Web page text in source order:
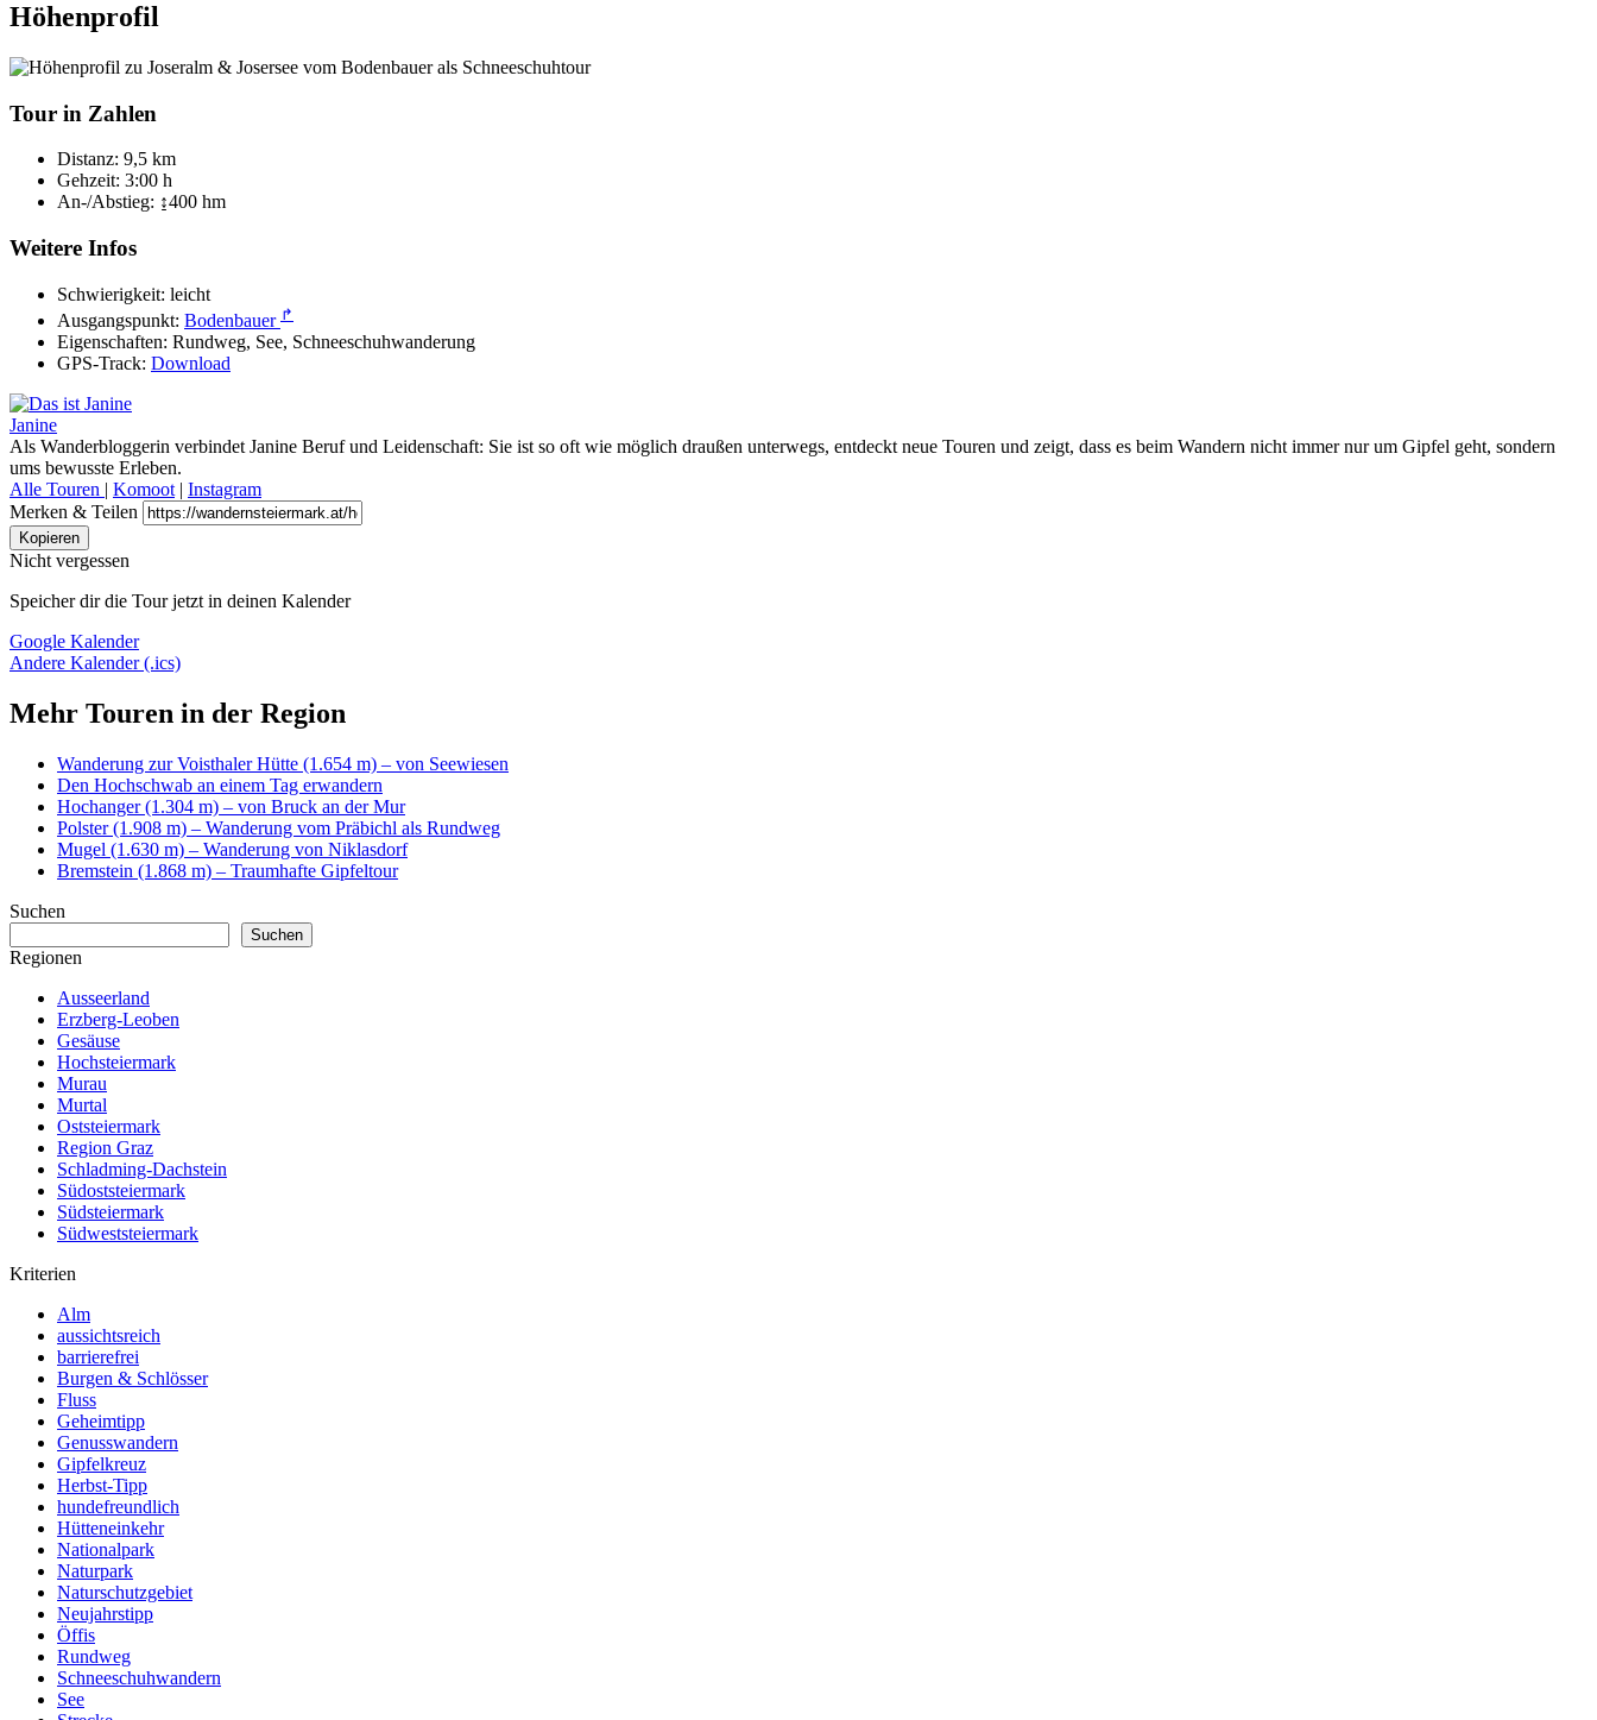
Höhenprofil
Tour in Zahlen
Distanz: 9,5 km
Gehzeit: 3:00 h
An-/Abstieg: ↨400 hm
Weitere Infos
Schwierigkeit: leicht
Ausgangspunkt: Bodenbauer ↱
Eigenschaften: Rundweg, See, Schneeschuhwanderung
GPS-Track: Download
Janine
Als Wanderbloggerin verbindet Janine Beruf und Leidenschaft: Sie ist so oft wie möglich draußen unterwegs, entdeckt neue Touren und zeigt, dass es beim Wandern nicht immer nur um Gipfel geht, sondern
ums bewusste Erleben.
Alle Touren | Komoot | Instagram
Merken & Teilen
Kopieren
Nicht vergessen
Speicher dir die Tour jetzt in deinen Kalender
Google Kalender
Andere Kalender (.ics)
Mehr Touren in der Region
Wanderung zur Voisthaler Hütte (1.654 m) – von Seewiesen
Den Hochschwab an einem Tag erwandern
Hochanger (1.304 m) – von Bruck an der Mur
Polster (1.908 m) – Wanderung vom Präbichl als Rundweg
Mugel (1.630 m) – Wanderung von Niklasdorf
Bremstein (1.868 m) – Traumhafte Gipfeltour
Suchen
Suchen
Regionen
Ausseerland
Erzberg-Leoben
Gesäuse
Hochsteiermark
Murau
Murtal
Oststeiermark
Region Graz
Schladming-Dachstein
Südoststeiermark
Südsteiermark
Südweststeiermark
Kriterien
Alm
aussichtsreich
barrierefrei
Burgen & Schlösser
Fluss
Geheimtipp
Genusswandern
Gipfelkreuz
Herbst-Tipp
hundefreundlich
Hütteneinkehr
Nationalpark
Naturpark
Naturschutzgebiet
Neujahrstipp
Öffis
Rundweg
Schneeschuhwandern
See